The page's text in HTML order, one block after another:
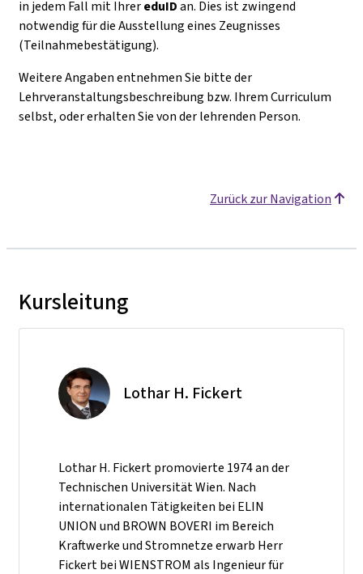
in jedem Fall mit IhrereduIDan. Dies ist zwingend
notwendig für die Ausstellung eines Zeugnisses
(Teilnahmebestätigung).
Weitere Angaben entnehmen Sie bitte der
Lehrveranstaltungsbeschreibung bzw. Ihrem Curriculum
selbst, oder erhalten Sie von der lehrenden Person.
Zurück zur Navigation
Kursleitung
Lothar H. Fickert
Lothar H. Fickert promovierte 1974 an der
Technischen Universität Wien. Nach
internationalen Tätigkeiten bei ELIN
UNION und BROWN BOVERI im Bereich
Kraftwerke und Stromnetze erwarb Herr
Fickert bei WIENSTROM als Ingenieur für